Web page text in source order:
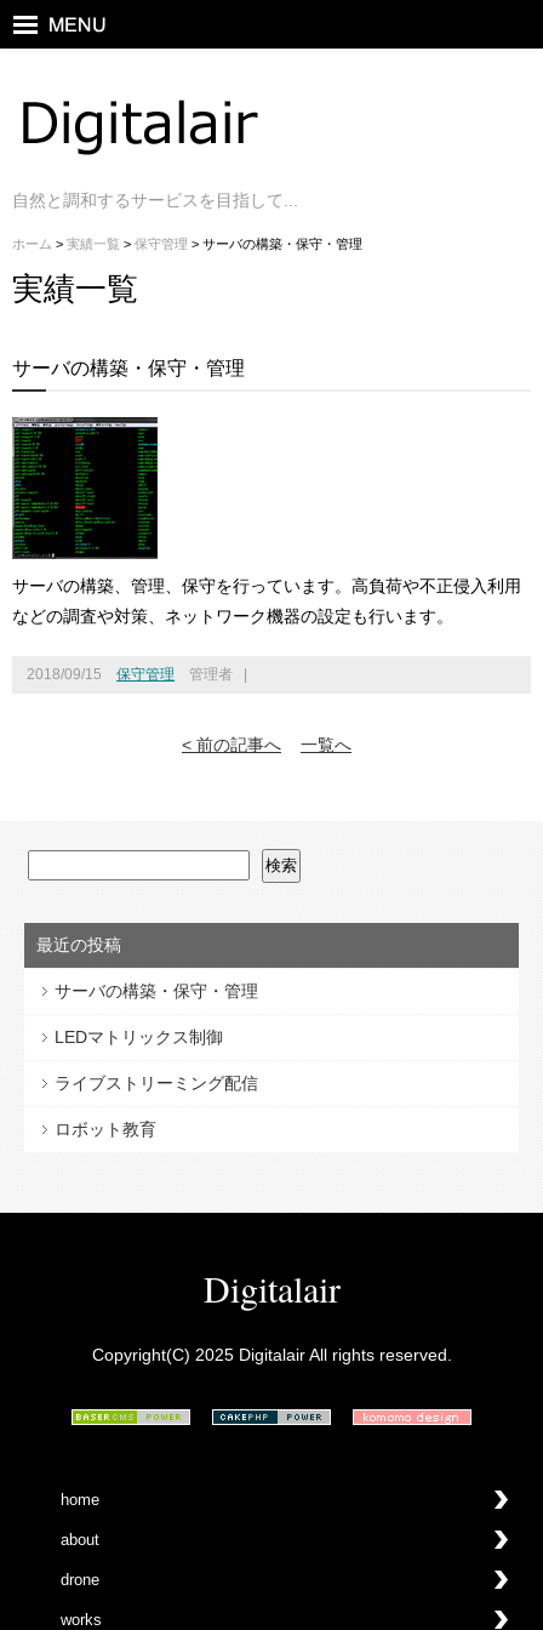
自然と調和するサービスを目指して...
ホーム > 実績一覧 > 保守管理 > サーバの構築・保守・管理
実績一覧
サーバの構築・保守・管理
サーバの構築、管理、保守を行っています。高負荷や不正侵入利用
などの調査や対策、ネットワーク機器の設定も行います。
2018/09/15 保守管理 管理者
< 前の記事へ 一覧へ
最近の投稿
サーバの構築・保守・管理
LEDマトリックス制御
ライブストリーミング配信
ロボット教育
Digitalair
Copyright(C) 2025 Digitalair All rights reserved.
home
about
drone
works